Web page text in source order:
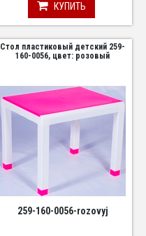
КУПИТЬ
Стол пластиковый детский 259-
160-0056, цвет: розовый
259-160-0056-rozovyj